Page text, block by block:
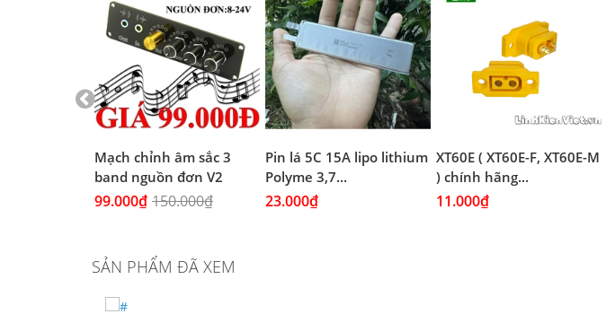
Mạch chỉnh âm sắc 3
band nguồn đơn V2
99.000₫ 150.000₫
Pin lá 5C 15A lipo lithium
Polyme 3,7...
23.000₫
XT60E ( XT60E-F, XT60E-M
) chính hãng...
11.000₫
SẢN PHẨM ĐÃ XEM